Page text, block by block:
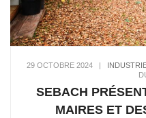
29 OCTOBRE 2024
SEBACH
MAIRES ET